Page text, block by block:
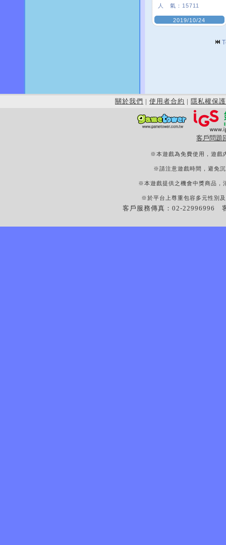
人 氣： 15711
2019/10/24
關於我們 | 使用者合約 | 隱私權保護
客戶問題
※本遊戲為免費使用，遊戲
※請注意遊戲時間，避免
※本遊戲提供之機會中獎商品，
※於平台上尊重包容多元性別
客戶服務傳真：02-22996996